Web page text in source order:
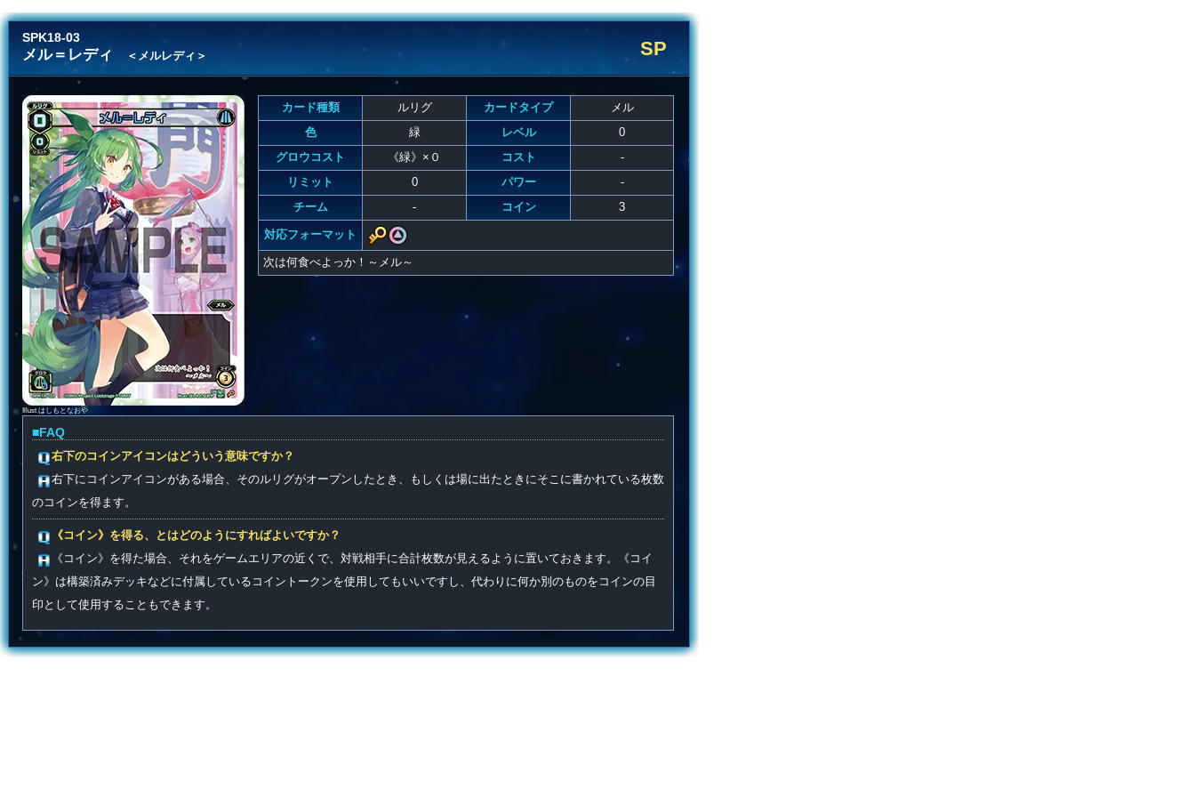
SPK18-03
メル＝レディ ＜メルレディ＞ SP
Illust はしもとなおや
カード種類 ルリグ カードタイプ
メル
色
緑 レベル
0
グロウコスト
《緑》×０ コスト
-
リミット
0 パワー
-
チーム
- コイン 3
対応フォーマット
次は何食べよっか！～メル～
■FAQ
右下のコインアイコンはどういう意味ですか？
右下にコインアイコンがある場合、そのルリグがオープンしたとき、もしくは場に出たときにそこに書かれている枚数
のコインを得ます。
《コイン》を得る、とはどのようにすればよいですか？
《コイン》を得た場合、それをゲームエリアの近くで、対戦相手に合計枚数が見えるように置いておきます。《コイ
ン》は構築済みデッキなどに付属しているコイントークンを使用してもいいですし、代わりに何か別のものをコインの目
印として使用することもできます。